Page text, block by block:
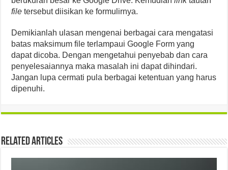
file tersebut diisikan ke formulirnya.
Demikianlah ulasan mengenai berbagai cara mengatasi
batas maksimum file terlampaui Google Form yang
dapat dicoba. Dengan mengetahui penyebab dan cara
penyelesaiannya maka masalah ini dapat dihindari.
Jangan lupa cermati pula berbagai ketentuan yang harus
dipenuhi.
Related Articles